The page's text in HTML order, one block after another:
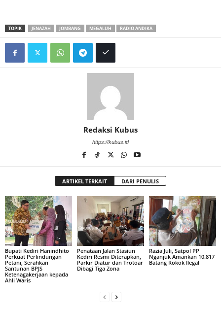
TOPIK JENAZAH JOMBANG MEGALUH RADIO ANDIKA
Redaksi Kubus
https://kubus.id
ARTIKEL TERKAIT DARI PENULIS
Bupati Kediri Hanindhito
Perkuat Perlindungan
Petani, Serahkan
Santunan BPJS
Ketenagakerjaan kepada
Ahli Waris
Penataan Jalan Stasiun
Kediri Resmi Diterapkan,
Parkir Diatur dan Trotoar
Dibagi Tiga Zona
Razia Juli, Satpol PP
Nganjuk Amankan 10.817
Batang Rokok Ilegal